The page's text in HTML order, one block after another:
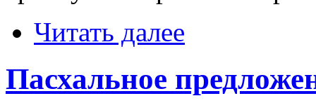
Читать далее
Пасхальное